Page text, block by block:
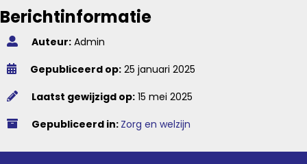
Berichtinformatie
Auteur: Admin
Gepubliceerd op: 25 januari 2025
Laatst gewijzigd op: 15 mei 2025
Gepubliceerd in: Zorg en welzijn